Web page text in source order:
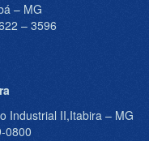
– MG
– 3596
Industrial II,Itabira – MG
0800